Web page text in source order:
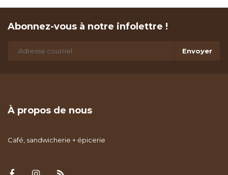
Abonnez-vous à notre infolettre !
Envoyer
À propos de nous
Café, sandwicherie + épicerie